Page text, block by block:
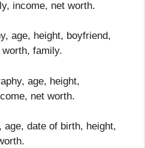
income, net worth.
age, height, boyfriend,
family.
age, height,
net worth.
age, date of birth, height,